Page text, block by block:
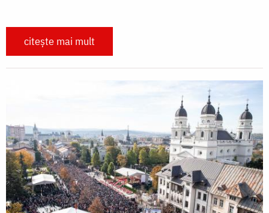
citește mai mult